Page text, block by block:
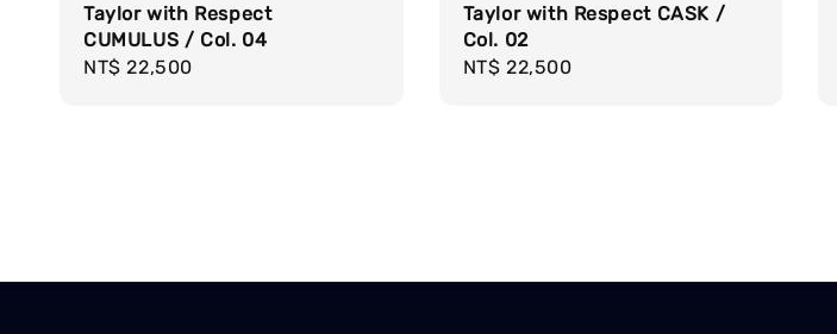
Taylor with Respect
CUMULUS / Col. 04
Regular
NT$ 22,500
Taylor with Respect CASK /
Col. 02
Regular
NT$ 22,500